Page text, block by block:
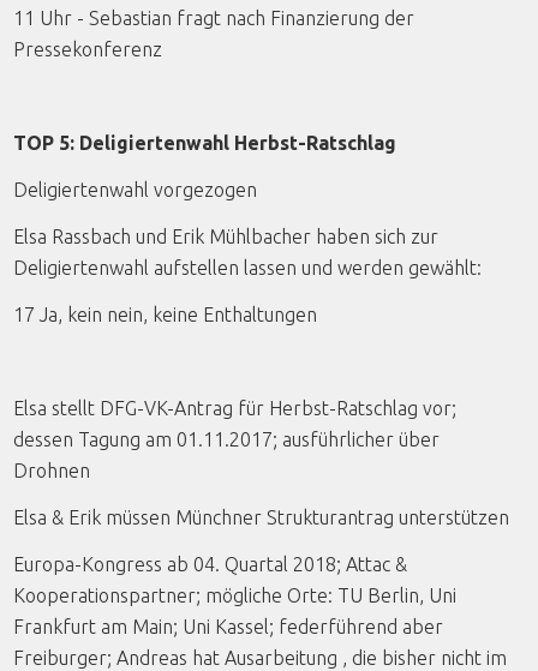
11 Uhr - Sebastian fragt nach Finanzierung der
Pressekonferenz
TOP 5: Deligiertenwahl Herbst-Ratschlag
Deligiertenwahl vorgezogen
Elsa Rassbach und Erik Mühlbacher haben sich zur
Deligiertenwahl aufstellen lassen und werden gewählt:
17 Ja, kein nein, keine Enthaltungen
Elsa stellt DFG-VK-Antrag für Herbst-Ratschlag vor;
dessen Tagung am 01.11.2017; ausführlicher über
Drohnen
Elsa & Erik müssen Münchner Strukturantrag unterstützen
Europa-Kongress ab 04. Quartal 2018; Attac &
Kooperationspartner; mögliche Orte: TU Berlin, Uni
Frankfurt am Main; Uni Kassel; federführend aber
Freiburger; Andreas hat Ausarbeitung , die bisher nicht im